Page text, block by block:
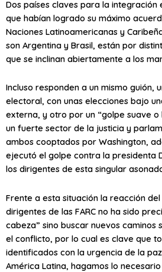
Dos países claves para la
que habían logrado su máximo
Naciones Latinoamericanas y
son Argentina y Brasil, están por
que se inclinan abiertamente a los
Incluso responden a un mismo guión,
electoral, con unas elecciones bajo
externa, y otro por un “golpe suave
un fuerte sector de la justicia y
ambos cooptados por Washington,
ejecutó el golpe contra la presidenta
los dirigentes de esta singular
Frente a esta situación la reacción
dirigentes de las FARC no ha sido
cabeza” sino buscar nuevos caminos
el conflicto, por lo cual es clave que
identificados con la urgencia de la
América Latina, hagamos lo